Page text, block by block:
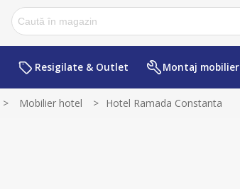
Resigilate & Outlet Montaj mobilier
> Mobilier hotel > Hotel Ramada Constanta